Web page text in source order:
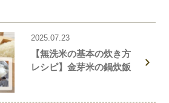
2025.07.23
【無洗米の基本の炊き方
レシピ】金芽米の鍋炊飯